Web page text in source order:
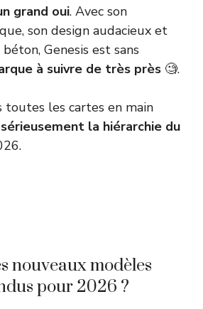
grand oui. Avec son
son design audacieux et
Genesis est sans
à suivre de très près 🧐.
toutes les cartes en main
la hiérarchie du
nouveaux modèles
pour 2026 ?